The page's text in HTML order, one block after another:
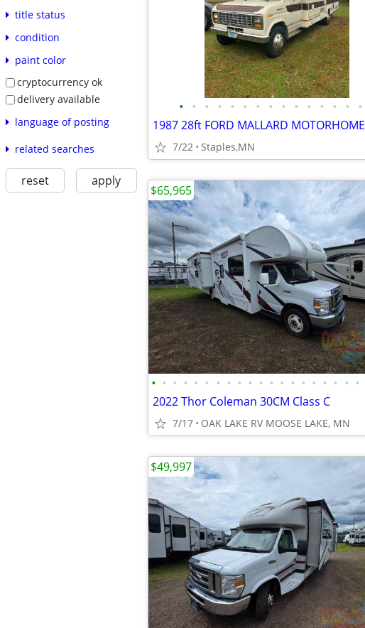
title status
condition
paint color
cryptocurrency ok
delivery available
language of posting
related searches
reset apply
• • • • • • • • • • • • • • •
1987 28ft FORD MALLARD MOTORHOME
7/22 Staples,MN
• • • • • • • • • • • • • • • • • • • •
2022 Thor Coleman 30CM Class C
7/17 OAK LAKE RV MOOSE LAKE, MN
$65,965
$49,997